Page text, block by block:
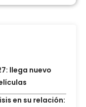
llega nuevo
en su relación: